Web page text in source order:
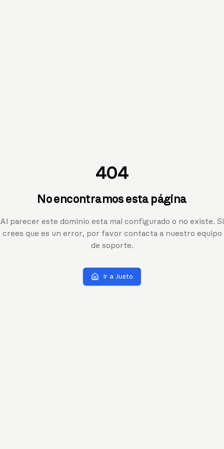
404
No encontramos esta página
Al parecer este dominio esta mal configurado o no existe. Si
crees que es un error, por favor contacta a nuestro equipo
de soporte.
Ir a Justo